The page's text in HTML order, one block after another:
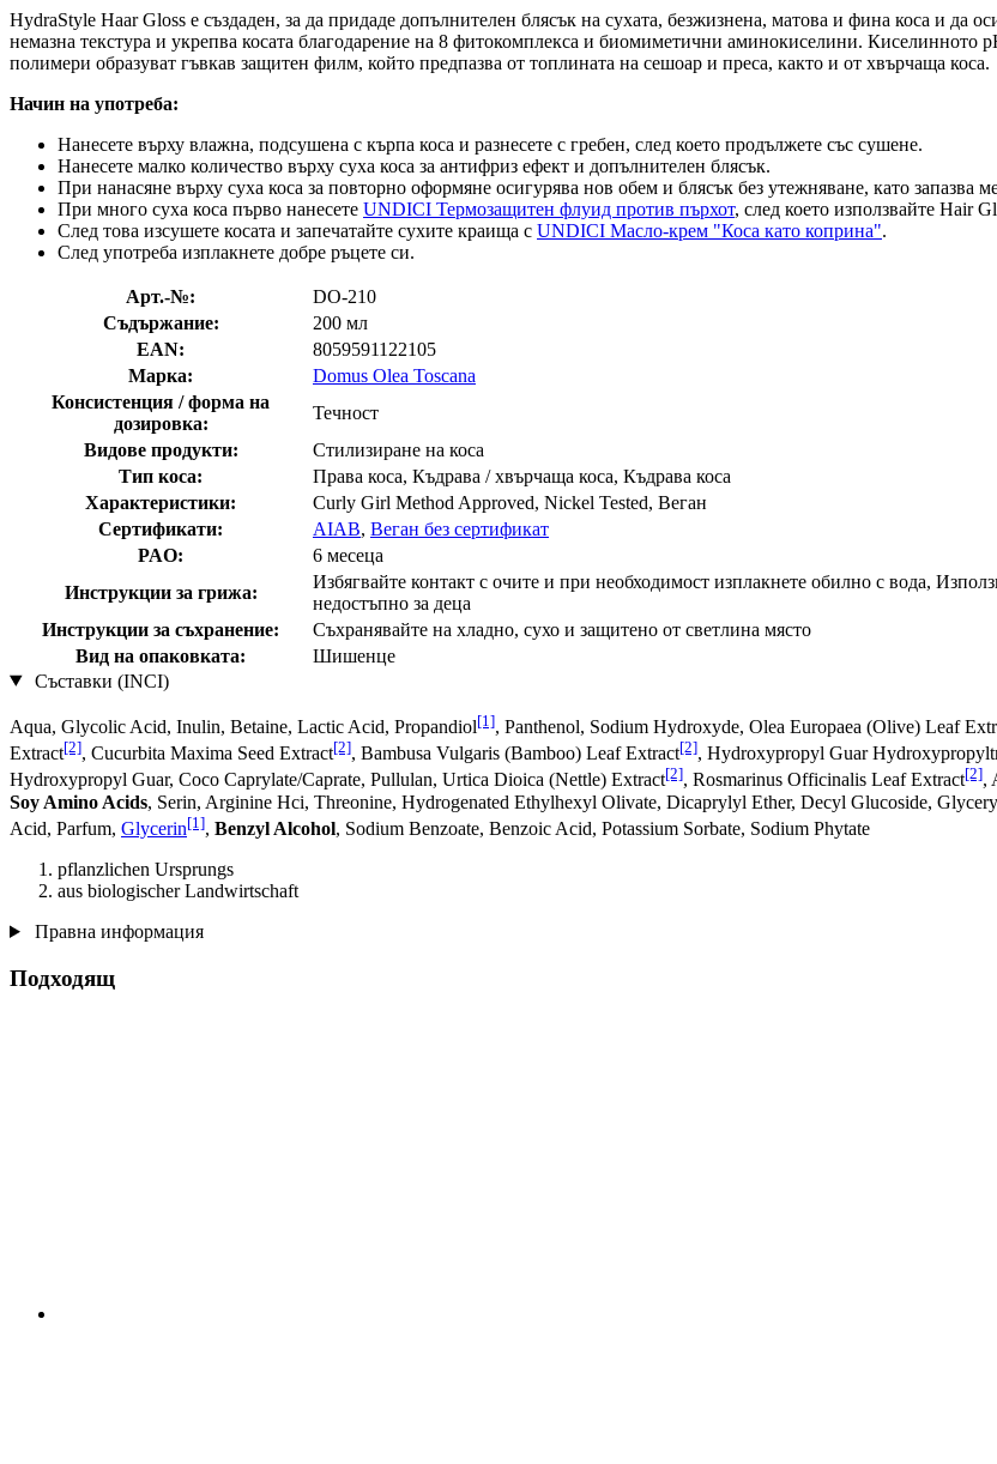
HydraStyle Haar Gloss е създаден, за да придаде допълнителен блясък на сухата, безжизнена, матова и фина коса и да
немазна текстура и укрепва косата благодарение на 8 фитокомплекса и биомиметични аминокиселини. Киселинното
полимери образуват гъвкав защитен филм, който предпазва от топлината на сешоар и преса, както и от хвърчаща коса.
Начин на употреба:
Нанесете върху влажна, подсушена с кърпа коса и разнесете с гребен, след което продължете със сушене.
Нанесете малко количество върху суха коса за антифриз ефект и допълнителен блясък.
При нанасяне върху суха коса за повторно оформяне осигурява нов обем и блясък без утежняване, като запазва
При много суха коса първо нанесете UNDICI Термозащитен флуид против пърхот, след което използвайте Hair
След това изсушете косата и запечатайте сухите краища с UNDICI Масло-крем "Коса като коприна".
След употреба изплакнете добре ръцете си.
Арт.-№:
DO-210
Съдържание:
200 мл
EAN:
8059591122105
Марка:
Domus Olea Toscana
Консистенция / форма на
дозировка:
Течност
Видове продукти:
Стилизиране на коса
Тип коса:
Права коса, Къдрава / хвърчаща коса, Къдрава коса
Характеристики:
Curly Girl Method Approved, Nickel Tested, Веган
Сертификати:
AIAB, Веган без сертификат
PAO:
6 месеца
Инструкции за грижа:
Избягвайте контакт с очите и при необходимост изплакнете обилно с вода,
недостъпно за деца
Инструкции за съхранение:
Съхранявайте на хладно, сухо и защитено от светлина място
Вид на опаковката:
Шишенце
Съставки (INCI)
Aqua, Glycolic Acid, Inulin, Betaine, Lactic Acid, Propandiol[1], Panthenol, Sodium Hydroxyde, Olea Europaea (Olive) Leaf
Extract[2], Cucurbita Maxima Seed Extract[2], Bambusa Vulgaris (Bamboo) Leaf Extract[2], Hydroxypropyl Guar
Hydroxypropyl Guar, Coco Caprylate/Caprate, Pullulan, Urtica Dioica (Nettle) Extract[2], Rosmarinus Officinalis Leaf Extract[2],
Soy Amino Acids, Serin, Arginine Hci, Threonine, Hydrogenated Ethylhexyl Olivate, Dicaprylyl Ether, Decyl Glucoside,
Acid, Parfum, Glycerin[1], Benzyl Alcohol, Sodium Benzoate, Benzoic Acid, Potassium Sorbate, Sodium Phytate
pflanzlichen Ursprungs
aus biologischer Landwirtschaft
Правна информация
Подходящ